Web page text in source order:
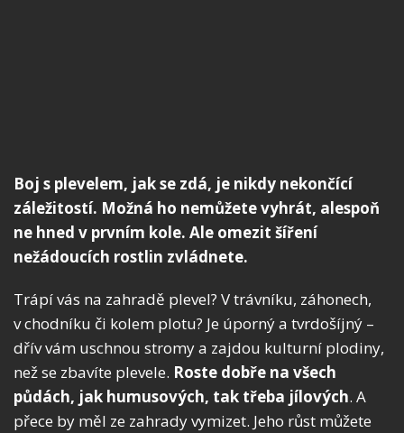
Boj s plevelem, jak se zdá, je nikdy nekončící
záležitostí. Možná ho nemůžete vyhrát, alespoň
ne hned v prvním kole. Ale omezit šíření
nežádoucích rostlin zvládnete.
Trápí vás na zahradě plevel? V trávníku, záhonech,
v chodníku či kolem plotu? Je úporný a tvrdošíjný –
dřív vám uschnou stromy a zajdou kulturní plodiny,
než se zbavíte plevele. Roste dobře na všech
půdách, jak humusových, tak třeba jílových. A
přece by měl ze zahrady vymizet. Jeho růst můžete